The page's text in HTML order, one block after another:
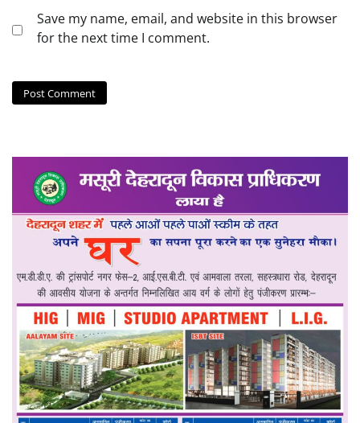
Save my name, email, and website in this browser
for the next time I comment.